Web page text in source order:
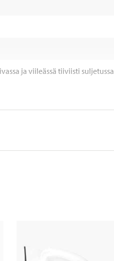
ja viileässä tiiviisti suljetussa